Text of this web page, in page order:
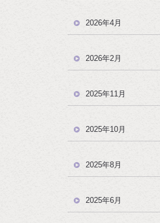
2026年4月
2026年2月
2025年11月
2025年10月
2025年8月
2025年6月